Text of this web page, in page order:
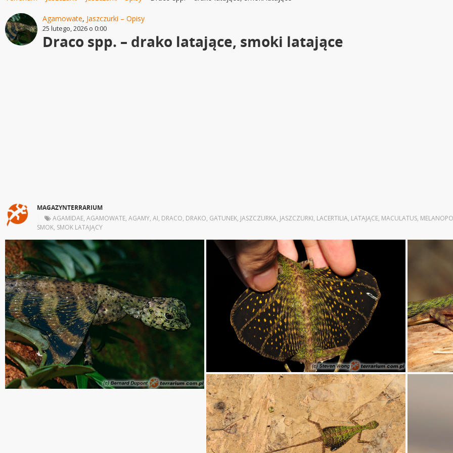
Agamowate, Jaszczurki – Opisy
25 lutego, 2026 o 0:00
Draco spp. – drako latające, smoki latające
MAGAZYNTERRARIUM
AGAMIDAE, AGAMOWATE, AGAMY, AI, DRACO, DRAKO, GATUNEK, JASZCZURKA, JASZCZURKI, LACERTILIA, LATAJĄCE, MACULATUS,
SMOK, SMOK LATAJĄCY